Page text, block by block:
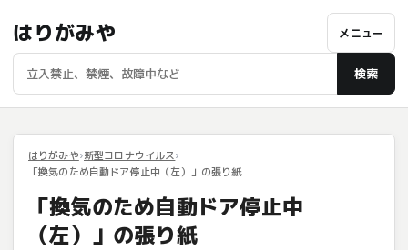
はりがみや
検索
メニュー
はりがみや 新型コロナウイルス
「換気のため自動ドア停止中（左）」の張り紙
「換気のため自動ドア停止中
（左）」の張り紙